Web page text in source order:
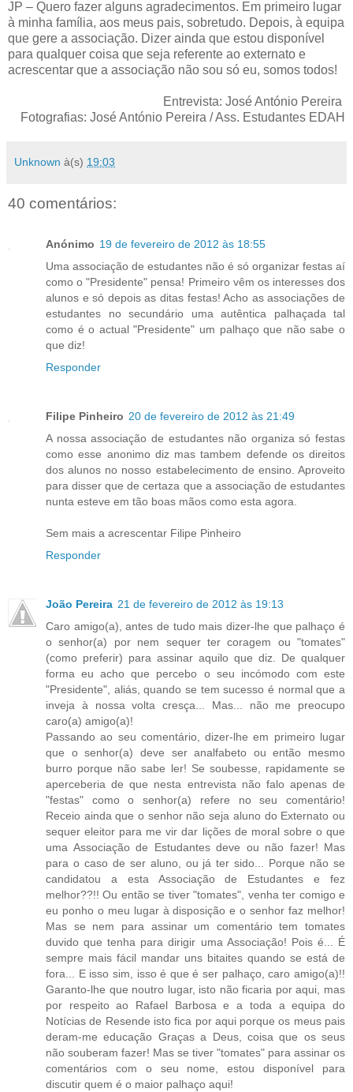
JP – Quero fazer alguns agradecimentos. Em primeiro lugar
à minha família, aos meus pais, sobretudo. Depois, à equipa
que gere a associação. Dizer ainda que estou disponível
para qualquer coisa que seja referente ao externato e
acrescentar que a associação não sou só eu, somos todos!
Entrevista: José António Pereira
Fotografias: José António Pereira / Ass. Estudantes EDAH
Unknown à(s) 19:03
40 comentários:
Anónimo 19 de fevereiro de 2012 às 18:55
Uma associação de estudantes não é só organizar festas aí
como o "Presidente" pensa! Primeiro vêm os interesses dos
alunos e só depois as ditas festas! Acho as associações de
estudantes no secundário uma autêntica palhaçada tal
como é o actual "Presidente" um palhaço que não sabe o
que diz!
Responder
Filipe Pinheiro 20 de fevereiro de 2012 às 21:49
A nossa associação de estudantes não organiza só festas
como esse anonimo diz mas tambem defende os direitos
dos alunos no nosso estabelecimento de ensino. Aproveito
para disser que de certaza que a associação de estudantes
nunta esteve em tão boas mãos como esta agora.
Sem mais a acrescentar Filipe Pinheiro
Responder
João Pereira 21 de fevereiro de 2012 às 19:13
Caro amigo(a), antes de tudo mais dizer-lhe que palhaço é
o senhor(a) por nem sequer ter coragem ou "tomates"
(como preferir) para assinar aquilo que diz. De qualquer
forma eu acho que percebo o seu incómodo com este
"Presidente", aliás, quando se tem sucesso é normal que a
inveja à nossa volta cresça... Mas... não me preocupo
caro(a) amigo(a)!
Passando ao seu comentário, dizer-lhe em primeiro lugar
que o senhor(a) deve ser analfabeto ou então mesmo
burro porque não sabe ler! Se soubesse, rapidamente se
aperceberia de que nesta entrevista não falo apenas de
"festas" como o senhor(a) refere no seu comentário!
Receio ainda que o senhor não seja aluno do Externato ou
sequer eleitor para me vir dar lições de moral sobre o que
uma Associação de Estudantes deve ou não fazer! Mas
para o caso de ser aluno, ou já ter sido... Porque não se
candidatou a esta Associação de Estudantes e fez
melhor??!! Ou então se tiver "tomates", venha ter comigo e
eu ponho o meu lugar à disposição e o senhor faz melhor!
Mas se nem para assinar um comentário tem tomates
duvido que tenha para dirigir uma Associação! Pois é... É
sempre mais fácil mandar uns bitaites quando se está de
fora... E isso sim, isso é que é ser palhaço, caro amigo(a)!!
Garanto-lhe que noutro lugar, isto não ficaria por aqui, mas
por respeito ao Rafael Barbosa e a toda a equipa do
Notícias de Resende isto fica por aqui porque os meus pais
deram-me educação Graças a Deus, coisa que os seus
não souberam fazer! Mas se tiver "tomates" para assinar os
comentários com o seu nome, estou disponível para
discutir quem é o maior palhaço aqui!